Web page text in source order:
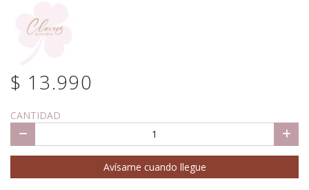
$ 13.990
CANTIDAD
Avísame cuando llegue